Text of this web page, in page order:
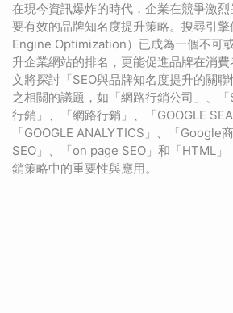
在現今資訊爆炸的時代，企業在競爭激
要有效的品牌知名度提升策略。搜尋引
Engine Optimization）已成為一個不可
升企業網站的排名，更能促進品牌在消
文將探討「SEO與品牌知名度提升的關
之相關的議題，如「網路行銷公司」、
行銷」、「網路行銷」、「GOOGLE
「GOOGLE ANALYTICS」、「Google
SEO」、「on page SEO」和「HTML」
銷策略中的重要性與應用。